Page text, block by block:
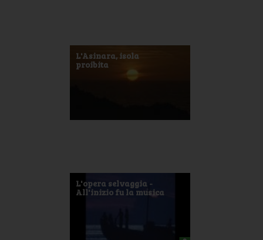
L'Asinara, isola
proibita
L'opera selvaggia -
All'inizio fu la musica